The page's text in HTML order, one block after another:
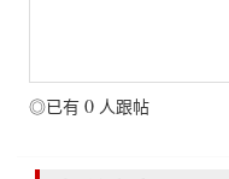
◎已有 0 人跟帖